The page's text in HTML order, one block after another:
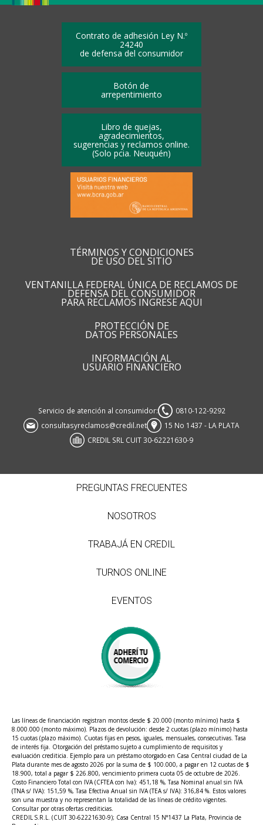
Contrato de adhesión Ley N.º
24240
de defensa del consumidor
Botón de
arrepentimiento
Libro de quejas,
agradecimientos,
sugerencias y reclamos online.
(Solo pcia. Neuquén)
TÉRMINOS Y CONDICIONES
DE USO DEL SITIO
VENTANILLA FEDERAL ÚNICA DE RECLAMOS DE
DEFENSA DEL CONSUMIDOR
PARA RECLAMOS INGRESE AQUI
PROTECCIÓN DE
DATOS PERSONALES
INFORMACIÓN AL
USUARIO FINANCIERO
Servicio de atención al consumidor:
0810-122-9292
consultasyreclamos@credil.net
15 No 1437 - LA PLATA
CREDIL SRL CUIT 30-62221630-9
PREGUNTAS FRECUENTES
NOSOTROS
TRABAJÁ EN CREDIL
TURNOS ONLINE
EVENTOS
Las líneas de financiación registran montos desde $ 20.000 (monto mínimo) hasta $
8.000.000 (monto máximo). Plazos de devolución: desde 2 cuotas (plazo mínimo) hasta
15 cuotas (plazo máximo). Cuotas fijas en pesos, iguales, mensuales, consecutivas. Tasa
de interés fija. Otorgación del préstamo sujeto a cumplimiento de requisitos y
evaluación crediticia. Ejemplo para un préstamo otorgado en Casa Central ciudad de La
Plata durante mes de agosto 2026 por la suma de $ 100.000, a pagar en 12 cuotas de $
18.900, total a pagar $ 226.800, vencimiento primera cuota 05 de octubre de 2026.
Costo Financiero Total con IVA (CFTEA con Iva): 451,18 %, Tasa Nominal anual sin IVA
(TNA s/ IVA): 151,59 %, Tasa Efectiva Anual sin IVA (TEA s/ IVA): 316,84 %. Estos valores
son una muestra y no representan la totalidad de las líneas de crédito vigentes.
Consultar por otras ofertas crediticias.
CREDIL S.R.L. (CUIT 30-62221630-9); Casa Central 15 N°1437 La Plata, Provincia de